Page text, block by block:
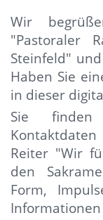
Wir
"Pastoraler
Steinfeld" und
Haben Sie
in dieser
Sie finden
Reiter "Wir
den
Form,